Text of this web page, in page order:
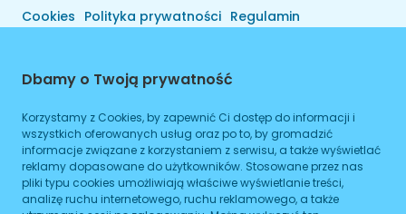
Cookies Polityka prywatności Regulamin
Dbamy o Twoją prywatność
Korzystamy z Cookies, by zapewnić Ci dostęp do informacji i
wszystkich oferowanych usług oraz po to, by gromadzić
informacje związane z korzystaniem z serwisu, a także wyświetlać
reklamy dopasowane do użytkowników. Stosowane przez nas
pliki typu cookies umożliwiają właściwe wyświetlanie treści,
analizę ruchu internetowego, ruchu reklamowego, a także